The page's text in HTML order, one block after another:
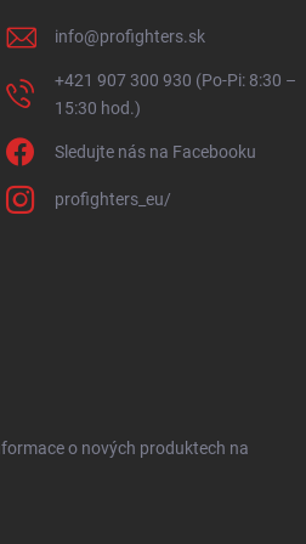
info@profighters.sk
+421 907 300 930 (Po-Pi: 8:30 –
15:30 hod.)
Sledujte nás na Facebooku
profighters_eu/
o nových produktech na